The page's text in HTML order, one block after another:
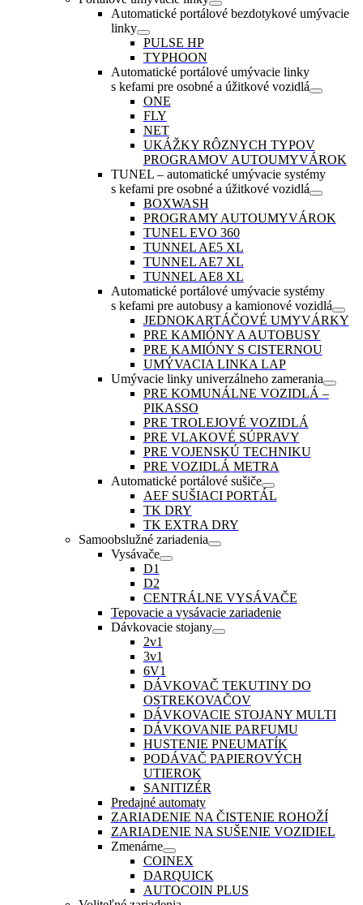
Automatické portálové bezdotykové umývacie
linky
PULSE HP
TYPHOON
Automatické portálové umývacie linky
s kefami pre osobné a úžitkové vozidlá
ONE
FLY
NET
UKÁŽKY RÔZNYCH TYPOV
PROGRAMOV AUTOUMYVÁROK
TUNEL – automatické umývacie systémy
s kefami pre osobné a úžitkové vozidlá
BOXWASH
PROGRAMY AUTOUMYVÁROK
TUNEL EVO 360
TUNNEL AE5 XL
TUNNEL AE7 XL
TUNNEL AE8 XL
Automatické portálové umývacie systémy
s kefami pre autobusy a kamionové vozidlá
JEDNOKARTÁČOVÉ UMYVÁRKY
PRE KAMIÓNY A AUTOBUSY
PRE KAMIÓNY S CISTERNOU
UMÝVACIA LINKA LAP
Umývacie linky univerzálneho zamerania
PRE KOMUNÁLNE VOZIDLÁ –
PIKASSO
PRE TROLEJOVÉ VOZIDLÁ
PRE VLAKOVÉ SÚPRAVY
PRE VOJENSKÚ TECHNIKU
PRE VOZIDLÁ METRA
Automatické portálové sušiče
AEF SUŠIACI PORTÁL
TK DRY
TK EXTRA DRY
Samoobslužné zariadenia
Vysávače
D1
D2
CENTRÁLNE VYSÁVAČE
Tepovacie a vysávacie zariadenie
Dávkovacie stojany
2v1
3v1
6V1
DÁVKOVAČ TEKUTINY DO
OSTREKOVAČOV
DÁVKOVACIE STOJANY MULTI
DÁVKOVANIE PARFUMU
HUSTENIE PNEUMATÍK
PODÁVAČ PAPIEROVÝCH
UTIEROK
SANITIZÉR
Predajné automaty
ZARIADENIE NA ČISTENIE ROHOŽÍ
ZARIADENIE NA SUŠENIE VOZIDIEL
Zmenárne
COINEX
DARQUICK
AUTOCOIN PLUS